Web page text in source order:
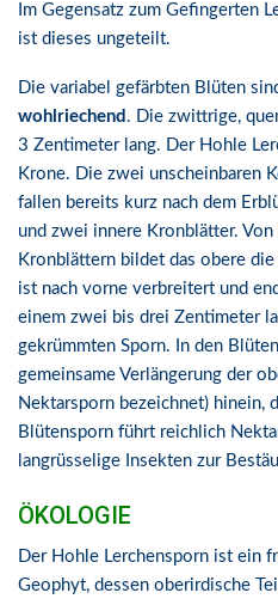
Im Gegensatz zum Gefingerten
ist dieses ungeteilt.
Die variabel gefärbten Blüten
wohlriechend . Die zwittrige,
3 Zentimeter lang. Der Hohle
Krone. Die zwei unscheinbaren
fallen bereits kurz nach dem
und zwei innere Kronblätter.
Kronblättern bildet das obere
ist nach vorne verbreitert und
einem zwei bis drei Zentimeter
gekrümmten Sporn. In den
gemeinsame Verlängerung der
Nektarsporn bezeichnet) hinein,
Blütensporn führt reichlich
langrüsselige Insekten zur
ÖKOLOGIE
Der Hohle Lerchensporn ist ein
Geophyt, dessen oberirdische